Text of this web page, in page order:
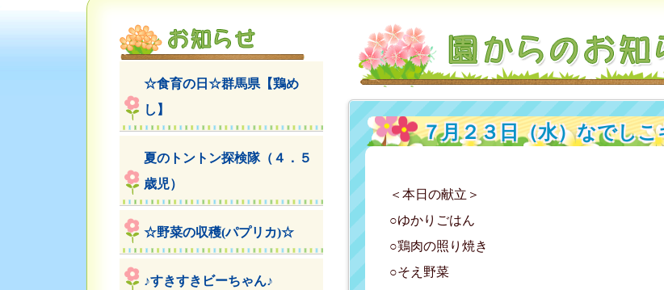
７月２３日（水）なでし
＜本日の献立＞
○ゆかりごはん
○鶏肉の照り焼き
○そえ野菜
☆食育の日☆群馬県【鶏め
し】
夏のトントン探検隊（４．５
歳児）
☆野菜の収穫(パプリカ)☆
♪すきすきビーちゃん♪